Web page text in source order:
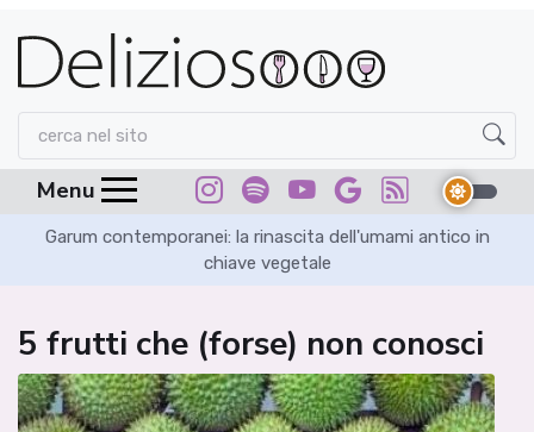
Menu
Garum contemporanei: la rinascita dell'umami antico in
chiave vegetale
5 frutti che (forse) non conosci